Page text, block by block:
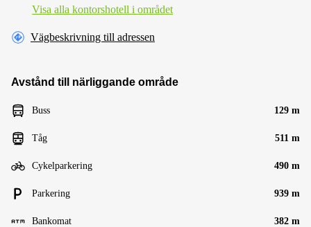
Visa alla kontorshotell i området
Vägbeskrivning till adressen
Avstånd till närliggande område
Buss 129 m
Tåg 511 m
Cykelparkering 490 m
Parkering 939 m
Bankomat 382 m